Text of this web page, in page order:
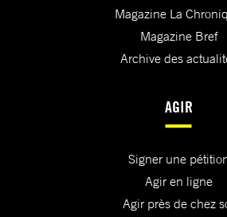
Magazine La
Magazine Bref
Archive des
AGIR
Signer une
Agir en ligne
Agir près de chez